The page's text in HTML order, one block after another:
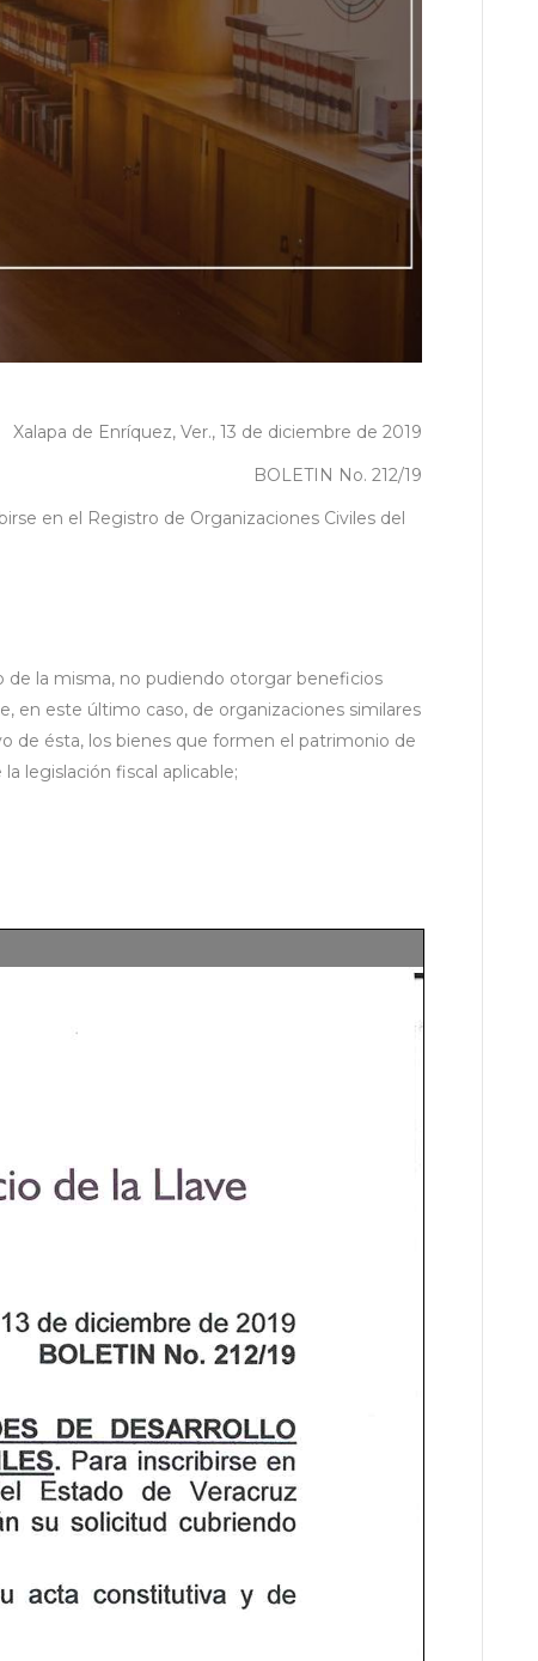
Xalapa de Enríquez, Ver., 13 de diciembre de 2019
BOLETIN No. 212/19
en el Registro de Organizaciones Civiles del
de la misma, no pudiendo otorgar beneficios
en este último caso, de organizaciones similares
de ésta, los bienes que formen el patrimonio de
legislación fiscal aplicable;